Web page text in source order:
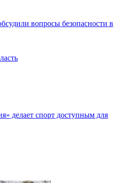
вопросы безопасности в
делает спорт доступным для